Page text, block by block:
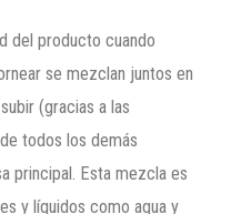
del producto cuando
se mezclan juntos en
(gracias a las
todos los demás
principal. Esta mezcla es
y líquidos como agua y